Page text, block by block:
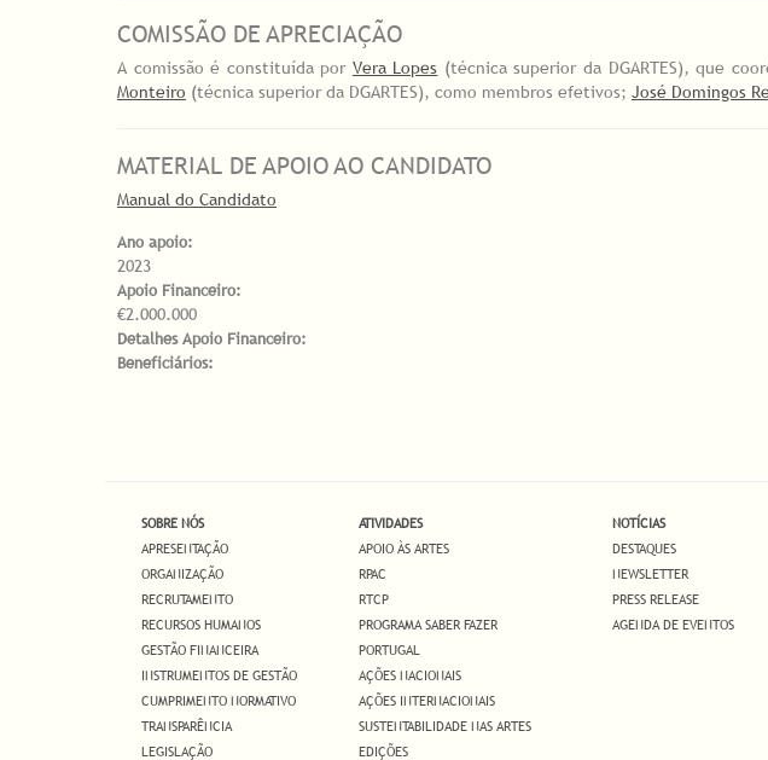
COMISSÃO DE APRECIAÇÃO
A comissão é constituída por Vera Lopes (técnica superior da DGARTES), que
Monteiro (técnica superior da DGARTES), como membros efetivos; José Domingos
MATERIAL DE APOIO AO CANDIDATO
Manual do Candidato
Ano apoio:
2023
Apoio Financeiro:
€2.000.000
Detalhes Apoio Financeiro:
Beneficiários:
SOBRE NÓS
APRESENTAÇÃO
ORGANIZAÇÃO
RECRUTAMENTO
RECURSOS HUMANOS
GESTÃO FINANCEIRA
INSTRUMENTOS DE GESTÃO
CUMPRIMENTO NORMATIVO
TRANSPARÊNCIA
LEGISLAÇÃO
ATIVIDADES
APOIO ÀS ARTES
RPAC
RTCP
PROGRAMA SABER FAZER
PORTUGAL
AÇÕES NACIONAIS
AÇÕES INTERNACIONAIS
SUSTENTABILIDADE NAS ARTES
EDIÇÕES
NOTÍCIAS
DESTAQUES
NEWSLETTER
PRESS RELEASE
AGENDA DE EVENTOS